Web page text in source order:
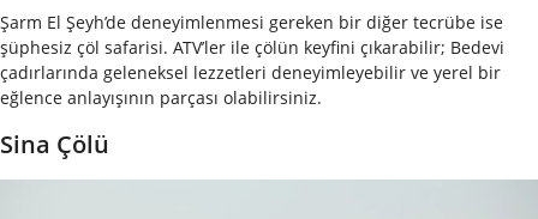
Şarm El Şeyh’de deneyimlenmesi gereken bir diğer tecrübe ise
şüphesiz çöl safarisi. ATV’ler ile çölün keyfini çıkarabilir; Bedevi
çadırlarında geleneksel lezzetleri deneyimleyebilir ve yerel bir
eğlence anlayışının parçası olabilirsiniz.
Sina Çölü